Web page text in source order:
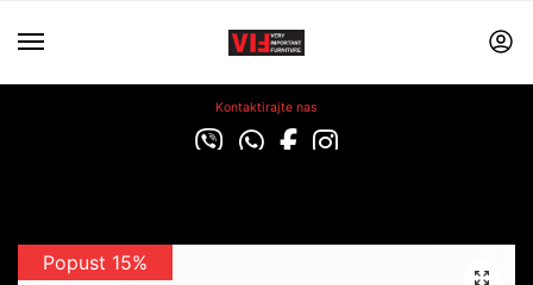
Kontaktirajte nas
Popust 15%